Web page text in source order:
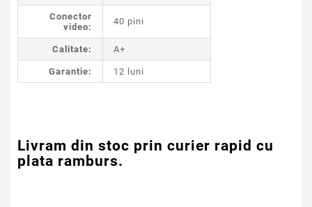
Conector
video:
40 pini
Calitate: A+
Garantie: 12 luni
Livram din stoc prin curier rapid cu
plata ramburs.